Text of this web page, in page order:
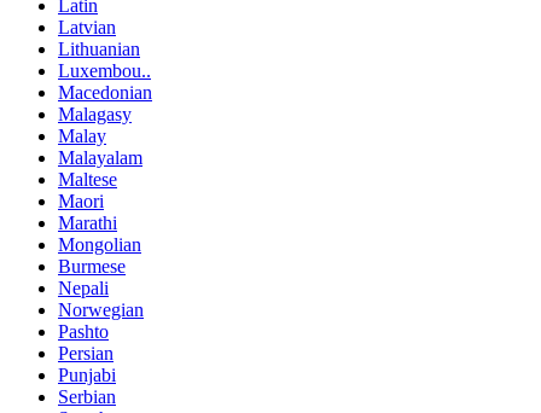
Latin
Latvian
Lithuanian
Luxembou..
Macedonian
Malagasy
Malay
Malayalam
Maltese
Maori
Marathi
Mongolian
Burmese
Nepali
Norwegian
Pashto
Persian
Punjabi
Serbian